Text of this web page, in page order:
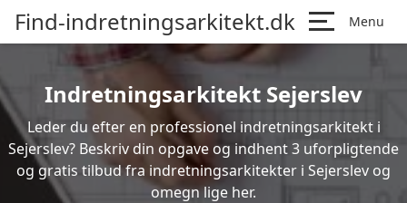
Find-indretningsarkitekt.dk Menu
Indretningsarkitekt Sejerslev
Leder du efter en professionel indretningsarkitekt i
Sejerslev? Beskriv din opgave og indhent 3 uforpligtende
og gratis tilbud fra indretningsarkitekter i Sejerslev og
omegn lige her.